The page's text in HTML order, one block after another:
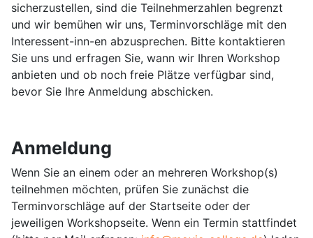
sicherzustellen, sind die Teilnehmerzahlen begrenzt
und wir bemühen wir uns, Terminvorschläge mit den
Interessent-inn-en abzusprechen. Bitte kontaktieren
Sie uns und erfragen Sie, wann wir Ihren Workshop
anbieten und ob noch freie Plätze verfügbar sind,
bevor Sie Ihre Anmeldung abschicken.
Anmeldung
Wenn Sie an einem oder an mehreren Workshop(s)
teilnehmen möchten, prüfen Sie zunächst die
Terminvorschläge auf der Startseite oder der
jeweiligen Workshopseite. Wenn ein Termin stattfindet